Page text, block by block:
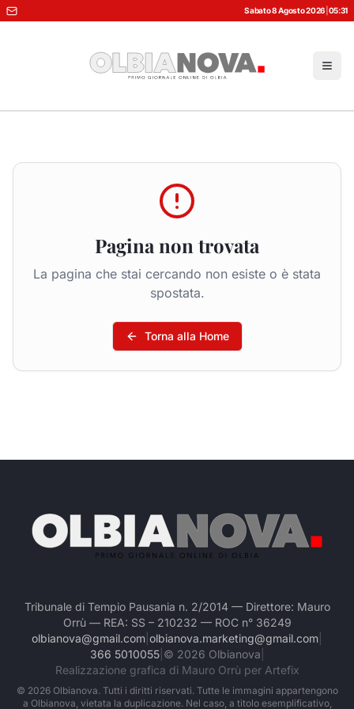
Sabato 8 Agosto 2026 05:31
Pagina non trovata
La pagina che stai cercando non esiste o è stata
spostata.
Torna alla Home
Tribunale di Tempio Pausania n. 2/2014 — Direttore: Mauro
Orrù — REA: SS – 210232 — ROC n° 36249
olbianova@gmail.com olbianova.marketing@gmail.com
366 5010055| © 2026 Olbianova
Realizzazione grafica di Mauro Orrù per Artefix
© 2026Olbianova. Tutti i diritti riservati. Tutte le immagini appartengono
a Olbianova, vietata la duplicazione. Nel caso, a titolo esemplificativo,